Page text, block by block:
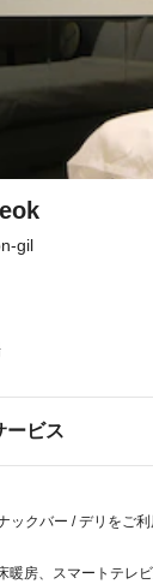
gil
ービス
クバー / デリをご利
房、スマートテレ